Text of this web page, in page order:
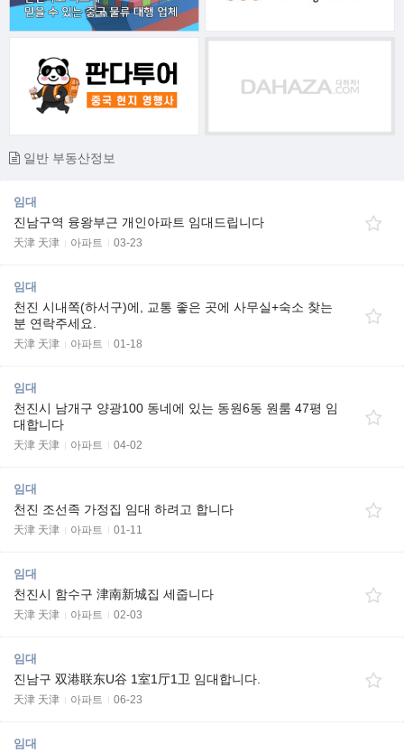
일반 부동산정보
임대
진남구역 융왕부근 개인아파트 임대드립니다
天津 天津 아파트 03-23
임대
천진 시내쪽(하서구)에, 교통 좋은 곳에 사무실+숙소 찾는
분 연락주세요.
天津 天津 아파트 01-18
임대
천진시 남개구 양광100 동네에 있는 동원6동 원룸 47평 임
대합니다
天津 天津 아파트 04-02
임대
천진 조선족 가정집 임대 하려고 합니다
天津 天津 아파트 01-11
임대
천진시 함수구 津南新城집 세줍니다
天津 天津 아파트 02-03
임대
진남구 双港联东U谷 1室1厅1卫 임대합니다.
天津 天津 아파트 06-23
임대